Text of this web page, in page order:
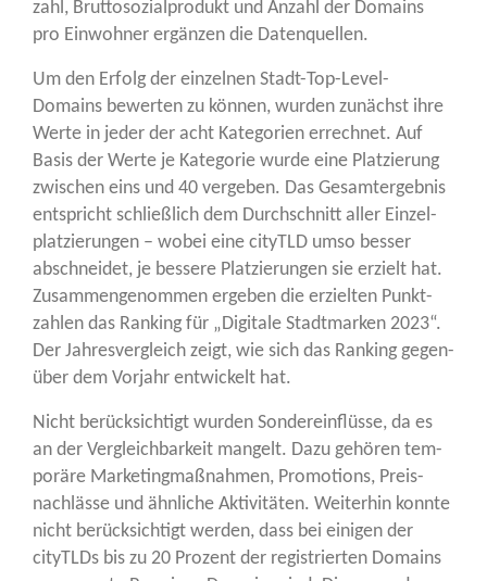
zahl, Brut­to­so­zi­al­pro­dukt und Anzahl der Domains
pro Ein­woh­ner ergän­zen die Datenquellen.
Um den Erfolg der ein­zel­nen Stadt-Top-Level-
Domains bewer­ten zu kön­nen, wur­den zunächst ihre
Wer­te in jeder der acht Kate­go­rien errech­net. Auf
Basis der Wer­te je Kate­go­rie wur­de eine Plat­zie­rung
zwi­schen eins und 40 ver­ge­ben. Das Gesamt­ergeb­nis
ent­spricht schließ­lich dem Durch­schnitt aller Ein­zel­
plat­zie­run­gen – wobei eine cityTLD umso bes­ser
abschnei­det, je bes­se­re Plat­zie­run­gen sie erzielt hat.
Zusam­men­ge­nom­men erge­ben die erziel­ten Punkt­
zah­len das Ran­king für „Digi­ta­le Stadt­mar­ken 2023“.
Der Jah­res­ver­gleich zeigt, wie sich das Ran­king gegen­
über dem Vor­jahr ent­wi­ckelt hat.
Nicht berück­sich­tigt wur­den Son­der­ein­flüs­se, da es
an der Ver­gleich­bar­keit man­gelt. Dazu gehö­ren tem­
po­rä­re Mar­ke­ting­maß­nah­men, Pro­mo­ti­ons, Preis­
nach­läs­se und ähn­li­che Akti­vi­tä­ten. Wei­ter­hin konn­te
nicht berück­sich­tigt wer­den, dass bei eini­gen der
cityTLDs bis zu 20 Pro­zent der regis­trier­ten Domains